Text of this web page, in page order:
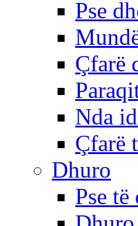
Pse
Çfarë
Nda
Çfarë
Dhuro
Pse